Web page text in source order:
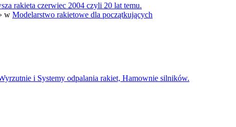
rakieta czerwiec 2004 czyli 20 lat temu.
w Modelarstwo rakietowe dla początkujących
i Systemy odpalania rakiet, Hamownie silników.